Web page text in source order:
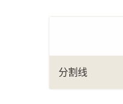
分割线